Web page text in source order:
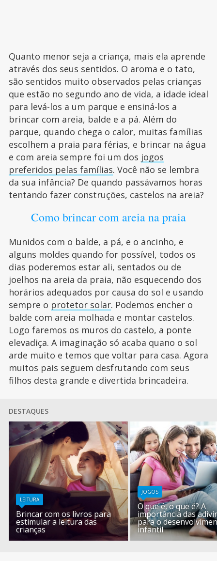
Quanto menor seja a criança, mais ela aprende
através dos seus sentidos. O aroma e o tato,
são sentidos muito observados pelas crianças
que estão no segundo ano de vida, a idade ideal
para levá-los a um parque e ensiná-los a
brincar com areia, balde e a pá. Além do
parque, quando chega o calor, muitas famílias
escolhem a praia para férias, e brincar na água
e com areia sempre foi um dos jogos
preferidos pelas famílias. Você não se lembra
da sua infância? De quando passávamos horas
tentando fazer construções, castelos na areia?
Como brincar com areia na praia
Munidos com o balde, a pá, e o ancinho, e
alguns moldes quando for possível, todos os
dias poderemos estar ali, sentados ou de
joelhos na areia da praia, não esquecendo dos
horários adequados por causa do sol e usando
sempre o protetor solar. Podemos encher o
balde com areia molhada e montar castelos.
Logo faremos os muros do castelo, a ponte
elevadiça. A imaginação só acaba quano o sol
arde muito e temos que voltar para casa. Agora
muitos pais seguem desfrutando com seus
filhos desta grande e divertida brincadeira.
DESTAQUES
LEITURA
Brincar com os livros para
estimular a leitura das
crianças
JOGOS
O que é, o que é? A
importância das
para o
infantil